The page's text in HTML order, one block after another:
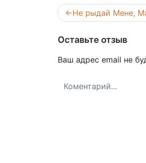
Навигация
по
записям
Не рыдай Мене,
Оставьте отзыв
Ваш адрес email не